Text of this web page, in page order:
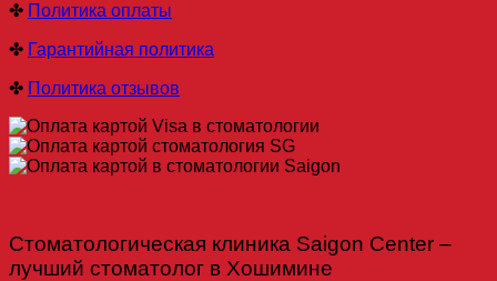
✤ Политика оплаты
✤ Гарантийная политика
✤ Политика отзывов
Стоматологическая клиника Saigon Center –
лучший стоматолог в Хошимине